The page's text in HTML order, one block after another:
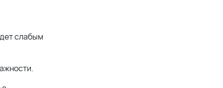
слабым